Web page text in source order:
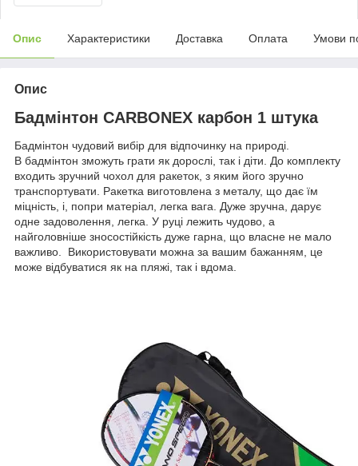
Опис Характеристики Доставка Оплата Умови
Опис
Бадмінтон CARBONEX карбон 1 штука
Бадмінтон чудовий вибір для відпочинку на природі.
В бадмінтон зможуть грати як дорослі, так і діти. До комплекту
входить зручний чохол для ракеток, з яким його зручно
транспортувати. Ракетка виготовлена з металу, що дає їм
міцність, і, попри матеріал, легка вага. Дуже зручна, дарує
одне задоволення, легка. У руці лежить чудово, а
найголовніше зносостійкість дуже гарна, що власне не мало
важливо. Використовувати можна за вашим бажанням, це
може відбуватися як на пляжі, так і вдома.